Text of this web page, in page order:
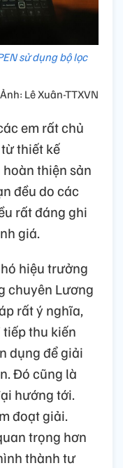
sử dụng bộ lọc
Ảnh: Lê Xuân-TTXVN
em rất chủ
thiết kế
thiện sản
đều do các
rất đáng ghi
giá.
hiệu trưởng
chuyên Lương
rất ý nghĩa,
thu kiến
dụng để giải
Đó cũng là
hướng tới.
đoạt giải.
trọng hơn
thành tư